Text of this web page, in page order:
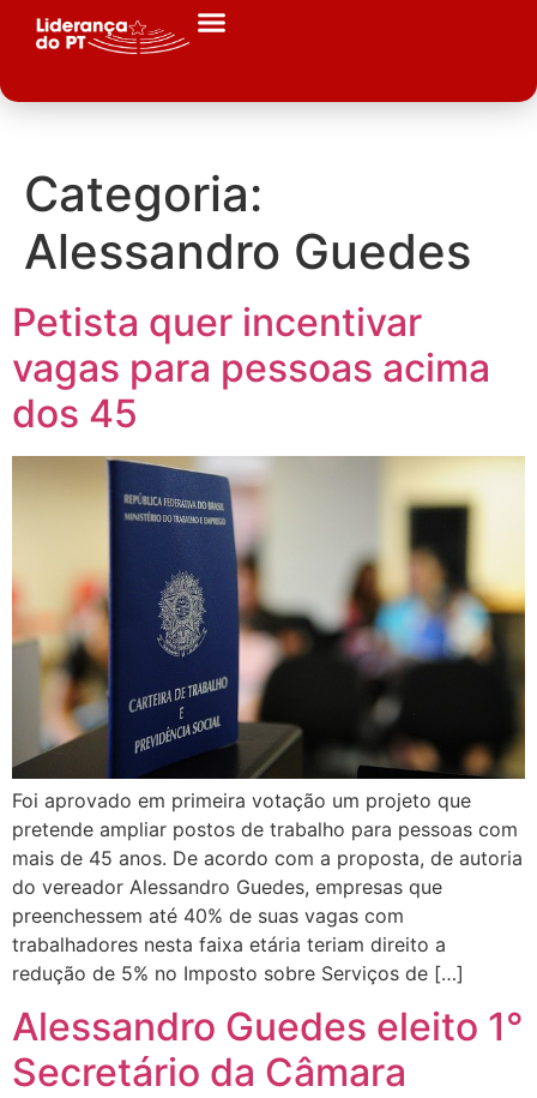
Categoria:
Alessandro Guedes
Petista quer incentivar
vagas para pessoas acima
dos 45
Foi aprovado em primeira votação um projeto que
pretende ampliar postos de trabalho para pessoas com
mais de 45 anos. De acordo com a proposta, de autoria
do vereador Alessandro Guedes, empresas que
preenchessem até 40% de suas vagas com
trabalhadores nesta faixa etária teriam direito a
redução de 5% no Imposto sobre Serviços de […]
Alessandro Guedes eleito 1°
Secretário da Câmara